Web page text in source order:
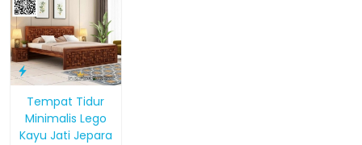
Tempat Tidur
Minimalis Lego
Kayu Jati Jepara